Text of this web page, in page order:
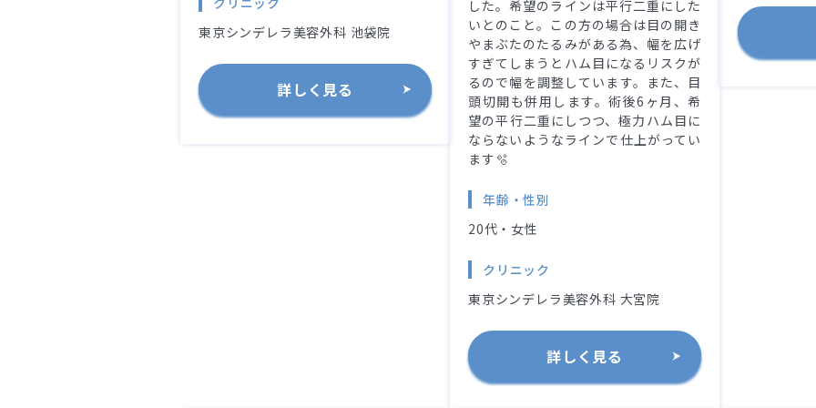
東京シンデレラ美容外科 池袋院
詳しく見る
した。希望のラインは平行二重にした
いとのこと。この方の場合は目の開き
やまぶたのたるみがある為、幅を広げ
すぎてしまうとハム目になるリスクが
るので幅を調整しています。また、目
頭切開も併用します。術後6ヶ月、希
望の平行二重にしつつ、極力ハム目に
ならないようなラインで仕上がってい
ます🫧
年齢・性別
20代・女性
クリニック
東京シンデレラ美容外科 大宮院
詳しく見る